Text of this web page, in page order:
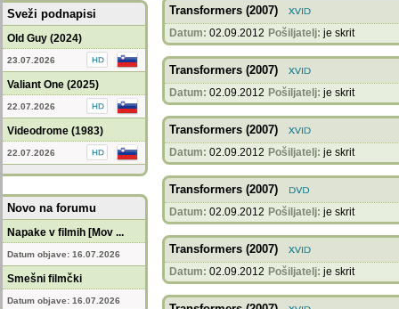
Sveži podnapisi
Old Guy (2024)
23.07.2026
Valiant One (2025)
22.07.2026
Videodrome (1983)
22.07.2026
Novo na forumu
Napake v filmih [Mov ...
Datum objave: 16.07.2026
Smešni filmčki
Datum objave: 16.07.2026
Transformers (2007)
Datum: 02.09.2012 Pošiljatelj: je skrit
Transformers (2007)
Datum: 02.09.2012 Pošiljatelj: je skrit
Transformers (2007)
Datum: 02.09.2012 Pošiljatelj: je skrit
Transformers (2007)
Datum: 02.09.2012 Pošiljatelj: je skrit
Transformers (2007)
Datum: 02.09.2012 Pošiljatelj: je skrit